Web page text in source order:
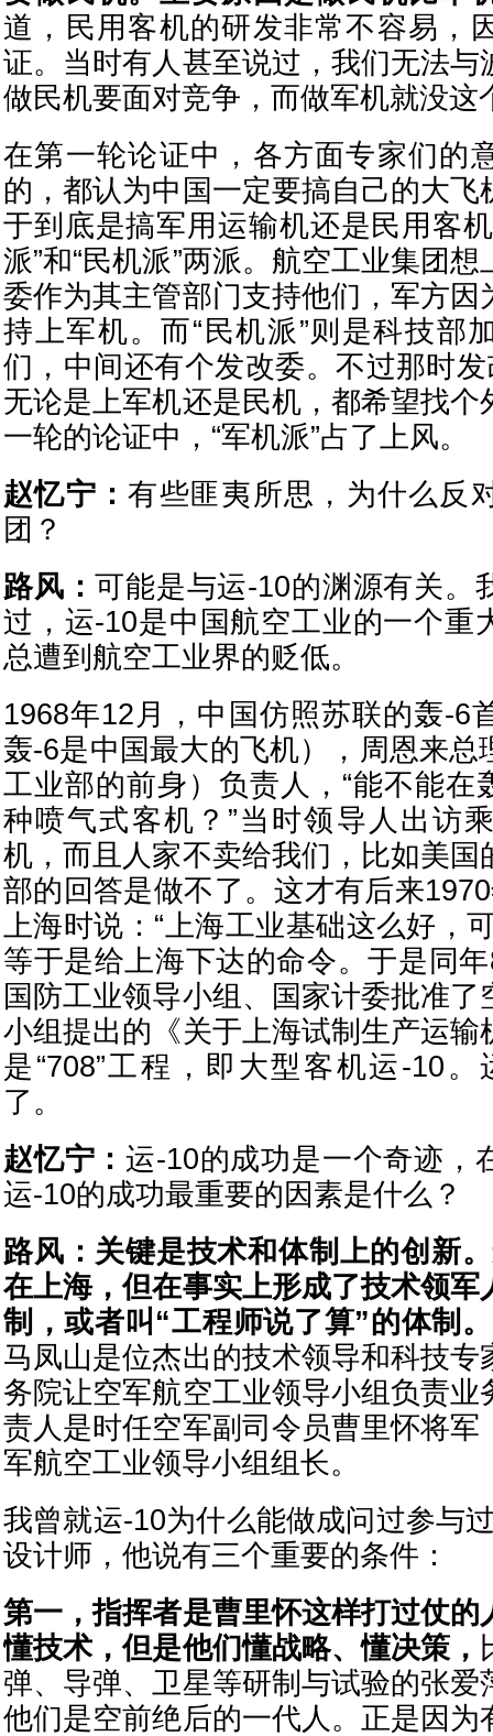
道，民用客机的研发非常不容易，
证。当时有人甚至说过，我们无法与
做民机要面对竞争，而做军机就没这
在第一轮论证中，各方面专家们的
的，都认为中国一定要搞自己的大飞
于到底是搞军用运输机还是民用客
派”和“民机派”两派。航空工业集团
委作为其主管部门支持他们，军方因
持上军机。而“民机派”则是科技部
们，中间还有个发改委。不过那时发
无论是上军机还是民机，都希望找个
一轮的论证中，“军机派”占了上风。
赵忆宁：有些匪夷所思，为什么反
团？
路风：可能是与运-10的渊源有关。
过，运-10是中国航空工业的一个重
总遭到航空工业界的贬低。
1968年12月，中国仿照苏联的轰-6
轰-6是中国最大的飞机），周恩来总
工业部的前身）负责人，“能不能在
种喷气式客机？”当时领导人出访
机，而且人家不卖给我们，比如美国
部的回答是做不了。这才有后来
上海时说：“上海工业基础这么好，
等于是给上海下达的命令。于是同
国防工业领导小组、国家计委批准
小组提出的《关于上海试制生产运输
是“708”工程，即大型客机运-10
了。
赵忆宁：运-10的成功是一个奇迹，
运-10的成功最重要的因素是什么？
路风： 关键是技术和体制上的创新
在上海，但在事实上形成了技术领军
制，或者叫“工程师说了算”的体制。
马凤山是位杰出的技术领导和科技专
务院让空军航空工业领导小组负责业
责人是时任空军副司令员曹里怀将军
军航空工业领导小组组长。
我曾就运-10为什么能做成问过参与
设计师，他说有三个重要的条件：
第一，指挥者是曹里怀这样打过仗的
懂技术，但是他们懂战略、懂决策，
弹、导弹、卫星等研制与试验的张爱
他们是空前绝后的一代人。正是因为